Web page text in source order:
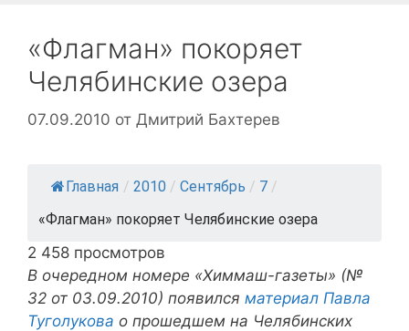
«Флагман» покоряет
Челябинские озера
07.09.2010 от Дмитрий Бахтерев
Главная / 2010 / Сентябрь / 7 /
«Флагман» покоряет Челябинские озера
2 458 просмотров
В очередном номере «Химмаш-газеты» (№
32 от 03.09.2010) появился материал Павла
Туголукова о прошедшем на Челябинских